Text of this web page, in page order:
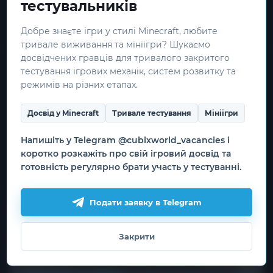
СЕРВІСОМ MINECRAFT. НЕ СХВАЛЕНО
MICROSOFT.
Корисна інформація
Скачати лаунчер
Ігрові сервери
Реєстрація
Наша команда
Вакансії
Корисні посилання
Правила гри
Угода користувача
тестувальників
Добре знаєте ігри у стилі Minecraft, любите
тривале виживання та мініігри? Шукаємо
досвідчених гравців для тривалого закритого
тестування ігрових механік, систем розвитку та
режимів на різних етапах.
Досвід у Minecraft Тривале тестування Мініігри
Напишіть у Telegram @cubixworld_vacancies і
коротко розкажіть про свій ігровий досвід та
готовність регулярно брати участь у тестуванні.
Подати заявку в Telegram
Закрити
Ми використовуємо файли cookie
для роботи сайту, захисту форм
та необовʼязкової статистики.